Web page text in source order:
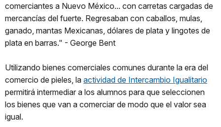
comerciantes a Nuevo México... con carretas cargadas de
mercancías del fuerte. Regresaban con caballos, mulas,
ganado, mantas Mexicanas, dólares de plata y lingotes de
plata en barras." - George Bent
Utilizando bienes comerciales comunes durante la era del
comercio de pieles, la actividad de Intercambio Igualitario
permitirá intermediar a los alumnos para que seleccionen
los bienes que van a comerciar de modo que el valor sea
igual.